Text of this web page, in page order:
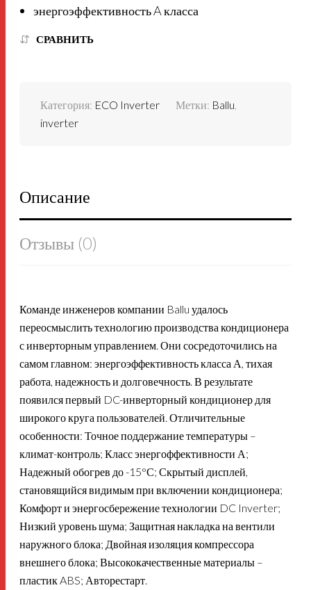
энергоэффективность A класса
СРАВНИТЬ
Категория: ECO Inverter Метки: Ballu
inverter
Описание
Отзывы (0)
Команде инженеров компании Ballu удалось
переосмыслить технологию производства кондиционера
с инверторным управлением. Они сосредоточились на
самом главном: энергоэффективность класса А, тихая
работа, надежность и долговечность. В результате
появился первый DC-инверторный кондиционер для
широкого круга пользователей. Отличительные
особенности: Точное поддержание температуры –
климат-контроль; Класс энергоффективности А;
Надежный обогрев до -15°С; Скрытый дисплей,
становящийся видимым при включении кондиционера;
Комфорт и энергосбережение технологии DC Inverter;
Низкий уровень шума; Защитная накладка на вентили
наружного блока; Двойная изоляция компрессора
внешнего блока; Высококачественные материалы –
пластик ABS; Авторестарт.